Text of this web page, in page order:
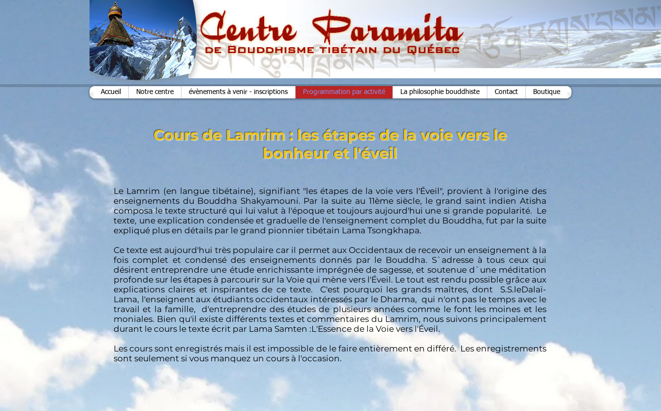
Accueil Notre centre évènements à venir - inscriptions Programmation par activité La philosophie bouddhiste Contact Boutique
Cours de Lamrim : les étapes de la voie vers le
bonheur et l'éveil
À propos du cours
Le Lamrim (en langue tibétaine), signifiant "les étapes de la voie vers l'Éveil", provient à l'origine des
enseignements du Bouddha Shakyamouni. Par la suite au 11ème siècle, le grand saint indien Atisha
composa le texte structuré qui lui valut à l'époque et toujours aujourd'hui une si grande popularité. Le
texte, une explication condensée et graduelle de l'enseignement complet du Bouddha, fut par la suite
expliqué plus en détails par le grand pionnier tibétain Lama Tsongkhapa.
Ce texte est aujourd'hui très populaire car il permet aux Occidentaux de recevoir un enseignement à la
fois complet et condensé des enseignements donnés par le Bouddha. S`adresse à tous ceux qui
désirent entreprendre une étude enrichissante imprégnée de sagesse, et soutenue d`une méditation
profonde sur les étapes à parcourir sur la Voie qui mène vers l'Éveil. Le tout est rendu possible grâce aux
explications claires et inspirantes de ce texte. C'est pourquoi les grands maîtres, dont S.S.leDalaï-
Lama, l'enseignent aux étudiants occidentaux intéressés par le Dharma, qui n'ont pas le temps avec le
travail et la famille, d'entreprendre des études de plusieurs années comme le font les moines et les
moniales. Bien qu'il existe différents textes et commentaires du Lamrim, nous suivons principalement
durant le cours le texte écrit par Lama Samten :L'Essence de la Voie vers l'Éveil.
Les cours sont enregistrés mais il est impossible de le faire entièrement en différé. Les enregistrements
sont seulement si vous manquez un cours à l'occasion.